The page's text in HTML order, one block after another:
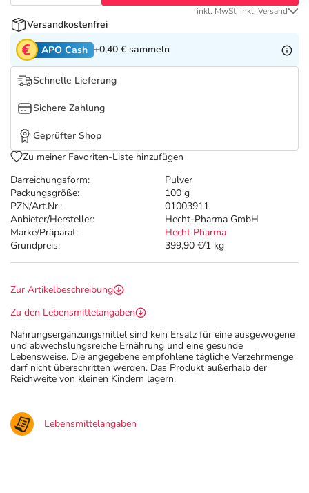
Tierapotheke
Vitamine & Mineralstoffe
Salus Deals
Darreichungsform:
Pulver
Packungsgröße:
100 g
PZN/Art.Nr.:
01003911
Anbieter/Hersteller:
Hecht-Pharma GmbH
Marke/Präparat:
Hecht Pharma
Grundpreis:
399,90 €/1 kg
inkl. MwSt. inkl. Versand
Versandkostenfrei
APO Cash +0,40 € sammeln
Schnelle Lieferung
Sichere Zahlung
Geprüfter Shop
Zu meiner Favoriten-Liste hinzufügen
Zur Artikelbeschreibung
Zu den Lebensmittelangaben
Nahrungsergänzungsmittel sind kein Ersatz für eine ausgewogene
und abwechslungsreiche Ernährung und eine gesunde
Lebensweise. Die angegebene empfohlene tägliche Verzehrmenge
darf nicht überschritten werden. Das Produkt außerhalb der
Reichweite von kleinen Kindern lagern.
Lebensmittelangaben